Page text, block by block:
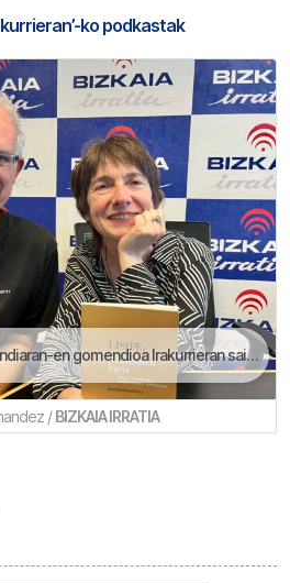
ko podkastak
en gomendioa Irakurrieran saio honetan | Irakurrieran
/BIZKAIA IRRATIA